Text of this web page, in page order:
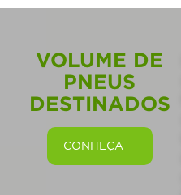
VOLUME DE
PNEUS
DESTINADOS
CONHEÇA